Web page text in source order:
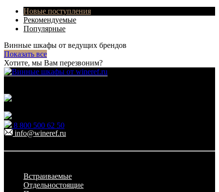
Новые поступления
Рекомендуемые
Популярные
Винные шкафы от ведущих брендов
Показать все
Хотите, мы Вам перезвоним?
8 800 500 62 50
info@wineref.ru
Встраиваемые
Отдельностоящие